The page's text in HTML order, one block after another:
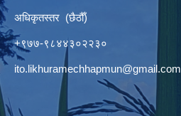
अधिकृतस्तर (छैठौँ)
+९७७-९८४४३०२२३०
ito.likhuramechhapmun@gmail.com